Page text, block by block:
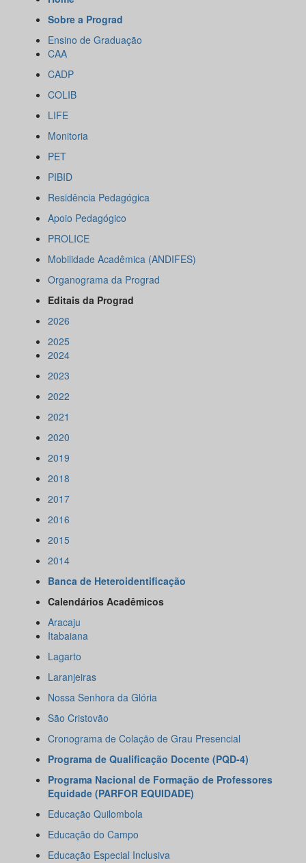
Sobre a Prograd
Ensino de Graduação
CAA
CADP
COLIB
LIFE
Monitoria
PET
PIBID
Residência Pedagógica
Apoio Pedagógico
PROLICE
Mobilidade Acadêmica (ANDIFES)
Organograma da Prograd
Editais da Prograd
2026
2025
2024
2023
2022
2021
2020
2019
2018
2017
2016
2015
2014
Banca de Heteroidentificação
Calendários Acadêmicos
Aracaju
Itabaiana
Lagarto
Laranjeiras
Nossa Senhora da Glória
São Cristovão
Cronograma de Colação de Grau Presencial
Programa de Qualificação Docente (PQD-4)
Programa Nacional de Formação de Professores
Equidade (PARFOR EQUIDADE)
Educação Quilombola
Educação do Campo
Educação Especial Inclusiva